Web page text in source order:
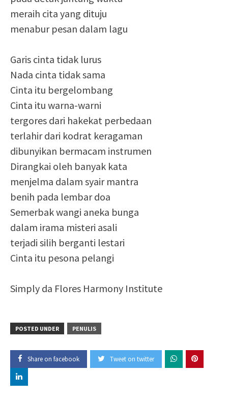
meraih cita yang dituju
menabur pesan dalam lagu
Garis cinta tidak lurus
Nada cinta tidak sama
Cinta itu bergelombang
Cinta itu warna-warni
tergores dari hakekat perbedaan
terlahir dari kodrat keragaman
dibunyikan bermacam instrumen
Dirangkai oleh banyak kata
menjelma dalam syair mantra
benih pada lembar doa
Semerbak wangi aneka bunga
dalam irama misteri asali
terjadi silih berganti lestari
Cinta itu pesona pelangi
Simply da Flores Harmony Institute
POSTED UNDER PENULIS
Share on facebook Tweet on twitter